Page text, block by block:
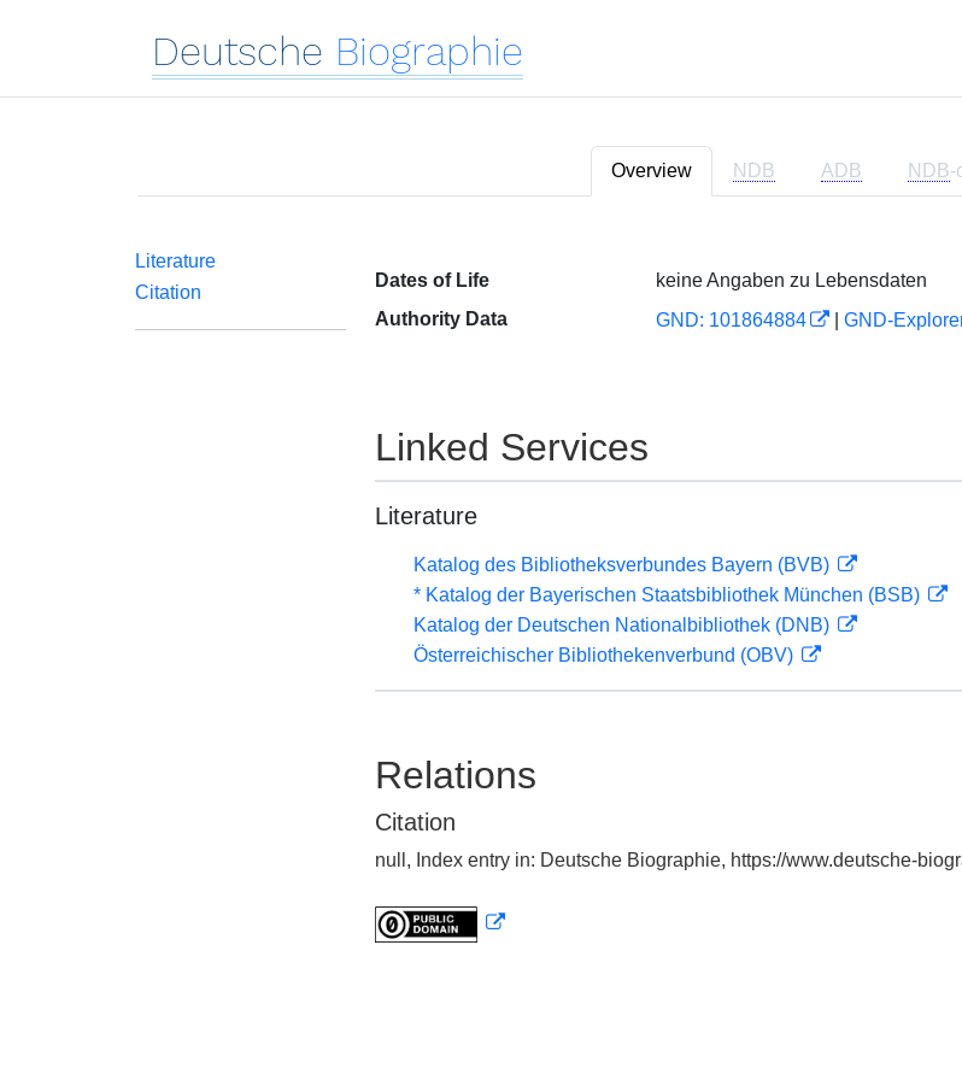
Deutsche Biographie
Overview NDB ADB NDB-
Literature
Citation
Dates of Life
keine Angaben zu Lebensdaten
Authority Data
GND: 101864884 GND-
Linked Services
Literature
Katalog des Bibliotheksverbundes Bayern (BVB)
* Katalog der Bayerischen Staatsbibliothek München (BSB)
Katalog der Deutschen Nationalbibliothek (DNB)
Österreichischer Bibliothekenverbund (OBV)
Relations
Citation
null, Index entry in: Deutsche Biographie, https://www.deutsche-